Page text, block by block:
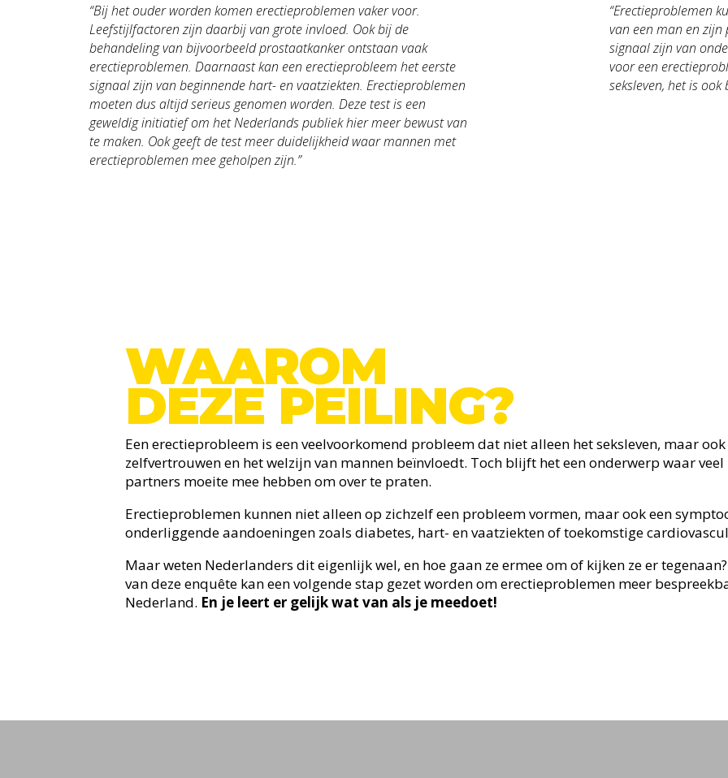
“Bij het ouder worden komen erectieproblemen vaker voor.
Leefstijlfactoren zijn daarbij van grote invloed. Ook bij de
behandeling van bijvoorbeeld prostaatkanker ontstaan vaak
erectieproblemen. Daarnaast kan een erectieprobleem het eerste
signaal zijn van beginnende hart- en vaatziekten. Erectieproblemen
moeten dus altijd serieus genomen worden. Deze test is een
geweldig initiatief om het Nederlands publiek hier meer bewust van
te maken. Ook geeft de test meer duidelijkheid waar mannen met
erectieproblemen mee geholpen zijn.”
“Erectieproblemen
van een man en zijn
signaal zijn van
voor een
seksleven, het is
WAAROM
DEZE PEILING?
Een erectieprobleem is een veelvoorkomend probleem dat niet alleen het seksleven, maar
zelfvertrouwen en het welzijn van mannen beïnvloedt. Toch blijft het een onderwerp waar
partners moeite mee hebben om over te praten.
Erectieproblemen kunnen niet alleen op zichzelf een probleem vormen, maar ook een
onderliggende aandoeningen zoals diabetes, hart- en vaatziekten of toekomstige
Maar weten Nederlanders dit eigenlijk wel, en hoe gaan ze ermee om of kijken ze er
van deze enquête kan een volgende stap gezet worden om erectieproblemen meer
Nederland. En je leert er gelijk wat van als je meedoet!